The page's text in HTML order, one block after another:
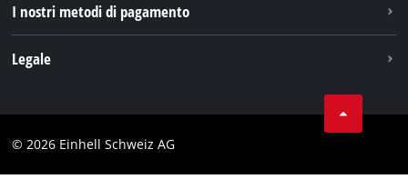
I nostri metodi di pagamento
Legale
Testata
© 2026 Einhell Schweiz AG